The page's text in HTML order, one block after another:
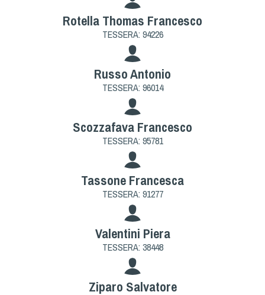
Rotella Thomas Francesco
TESSERA: 94226
Russo Antonio
TESSERA: 96014
Scozzafava Francesco
TESSERA: 95781
Tassone Francesca
TESSERA: 91277
Valentini Piera
TESSERA: 38448
Ziparo Salvatore